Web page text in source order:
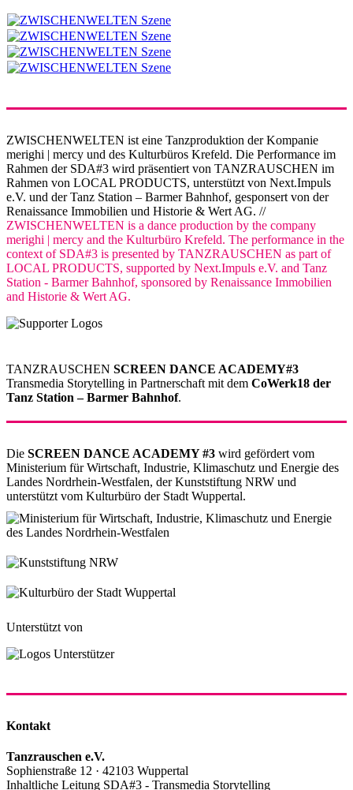
ZWISCHENWELTEN ist eine Tanzproduktion der Kompanie
merighi | mercy und des Kulturbüros Krefeld. Die Performance im
Rahmen der SDA#3 wird präsentiert von TANZRAUSCHEN im
Rahmen von LOCAL PRODUCTS, unterstützt von Next.Impuls
e.V. und der Tanz Station – Barmer Bahnhof, gesponsert von der
Renaissance Immobilien und Historie & Wert AG. //
ZWISCHENWELTEN is a dance production by the company
merighi | mercy and the Kulturbüro Krefeld. The performance in the
context of SDA#3 is presented by TANZRAUSCHEN as part of
LOCAL PRODUCTS, supported by Next.Impuls e.V. and Tanz
Station - Barmer Bahnhof, sponsored by Renaissance Immobilien
and Historie & Wert AG.
TANZRAUSCHEN SCREEN DANCE ACADEMY#3
Transmedia Storytelling in Partnerschaft mit dem CoWerk18 der
Tanz Station – Barmer Bahnhof.
Die SCREEN DANCE ACADEMY #3 wird gefördert vom
Ministerium für Wirtschaft, Industrie, Klimaschutz und Energie des
Landes Nordrhein-Westfalen, der Kunststiftung NRW und
unterstützt vom Kulturbüro der Stadt Wuppertal.
Unterstützt von
Kontakt
Tanzrauschen e.V.
Sophienstraße 12 · 42103 Wuppertal
Inhaltliche Leitung SDA#3 - Transmedia Storytelling